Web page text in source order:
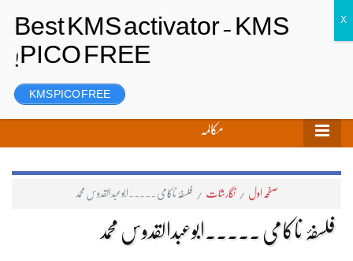
رجسٹر
مکالمہ
صفحہ اول / نگارشات / فلسفۂ ناکامی ۔۔۔۔۔ابوعبدالقدوس محمد
فلسفۂ ناکامی ۔۔۔۔۔ابوعبدالقدوس محمد
KMS PICO FREE